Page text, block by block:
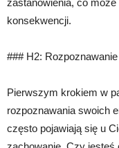
zastanowienia, co
konsekwencji.
### H2:
Pierwszym krokiem w
rozpoznawania swoich
często pojawiają się u